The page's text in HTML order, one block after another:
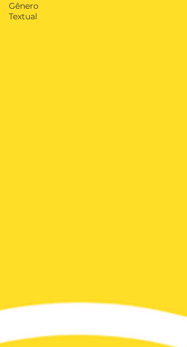
Gênero
Textual